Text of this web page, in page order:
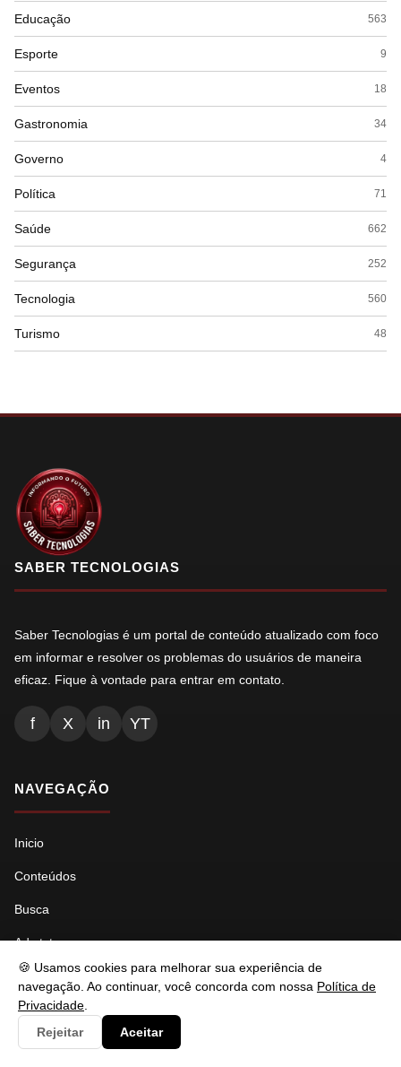
🍪 Usamos cookies para melhorar sua experiência de
navegação. Ao continuar, você concorda com nossa Política de
Privacidade
Rejeitar
Aceitar
Educação 563
Esporte 9
Eventos 18
Gastronomia 34
Governo 4
Política 71
Saúde 662
Segurança 252
Tecnologia 560
Turismo 48
SABER TECNOLOGIAS
Saber Tecnologias é um portal de conteúdo atualizado com foco
em informar e resolver os problemas do usuários de maneira
eficaz. Fique à vontade para entrar em contato.
f X in YT
NAVEGAÇÃO
Inicio
Conteúdos
Busca
Ads.txt
Llms.txt
Robots.txt
Sitemap Índice